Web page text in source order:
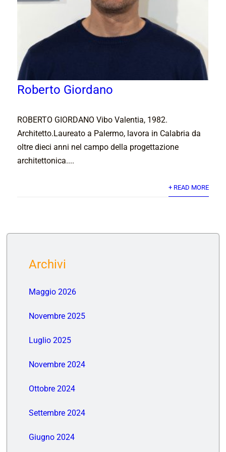
Roberto Giordano
ROBERTO GIORDANO Vibo Valentia, 1982.
Architetto.Laureato a Palermo, lavora in Calabria da
oltre dieci anni nel campo della progettazione
architettonica....
+ READ MORE
Archivi
Maggio 2026
Novembre 2025
Luglio 2025
Novembre 2024
Ottobre 2024
Settembre 2024
Giugno 2024